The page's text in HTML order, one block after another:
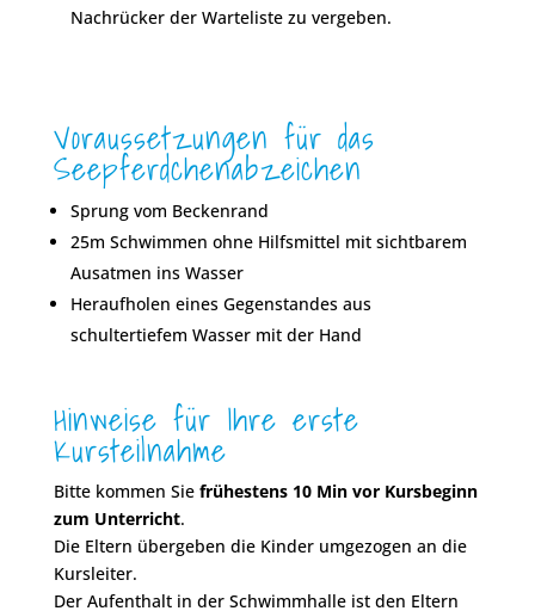
Nachrücker der Warteliste zu vergeben.
Voraussetzungen für das
Seepferdchenabzeichen
Sprung vom Beckenrand
25m Schwimmen ohne Hilfsmittel mit sichtbarem
Ausatmen ins Wasser
Heraufholen eines Gegenstandes aus
schultertiefem Wasser mit der Hand
Hinweise für Ihre erste
Kursteilnahme
Bitte kommen Sie frühestens 10 Min vor Kursbeginn
zum Unterricht.
Die Eltern übergeben die Kinder umgezogen an die
Kursleiter.
Der Aufenthalt in der Schwimmhalle ist den Eltern